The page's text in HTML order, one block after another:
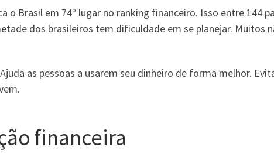
o Brasil em 74º lugar no ranking financeiro. Isso entre 144
dos brasileiros tem dificuldade em se planejar. Muitos
as pessoas a usarem seu dinheiro de forma melhor.
financeira